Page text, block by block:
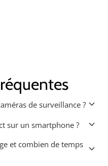
de surveillance ? keyboard_arrow_down
sur un smartphone ? keyboard_arrow_down
et combien de temps keyboard_arrow_down